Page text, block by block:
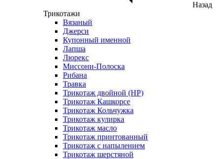
Назад
Трикотажи
Вязаный
Джерси
Купонный именной
Лапша
Люрекс
Миссони-Полоска
Рибана
Травка
Трикотаж двойной (НР)
Трикотаж Кашкорсе
Трикотаж Кольчужка
Трикотаж кулирка
Трикотаж масло
Трикотаж принтованный
Трикотаж с напылением
Трикотаж шерстяной